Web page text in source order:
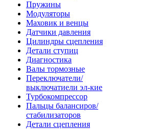
Пружины
Модуляторы
Маховик и венцы
Датчики давления
Цилиндры сцепления
Детали ступиц
Диагностика
Валы тормозные
Переключатели/
выключатиели эл-кие
Турбокомпрессор
Пальцы балансиров/
стабилизаторов
Детали сцепления